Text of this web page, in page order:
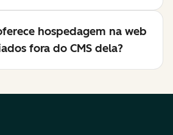
hospedagem na web
fora do CMS dela?